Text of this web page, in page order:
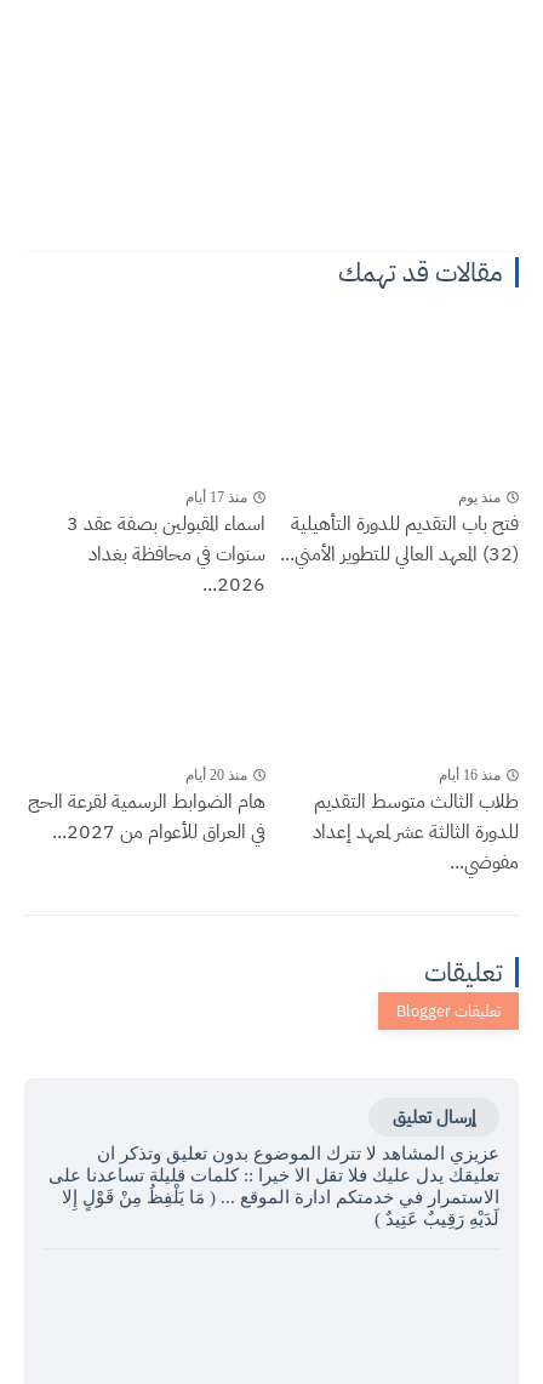
مقالات قد تهمك
منذ يوم
فتح باب التقديم للدورة التأهيلية
(32) المعهد العالي للتطوير الأمني...
منذ 17 أيام
اسماء المقبولين بصفة عقد 3
سنوات في محافظة بغداد
2026...
منذ 16 أيام
طلاب الثالث متوسط التقديم
للدورة الثالثة عشر لمعهد إعداد
مفوضي...
منذ 20 أيام
هام الضوابط الرسمية لقرعة الحج
في العراق للأعوام من 2027...
تعليقات
إرسال تعليق
عزيزي المشاهد لا تترك الموضوع بدون تعليق وتذكر ان
تعليقك يدل عليك فلا تقل الا خيرا :: كلمات قليلة تساعدنا على
الاستمرار في خدمتكم ادارة الموقع ... ( مَا يَلْفِظُ مِنْ قَوْلٍ إِلا
لَدَيْهِ رَقِيبٌ عَتِيدٌ )